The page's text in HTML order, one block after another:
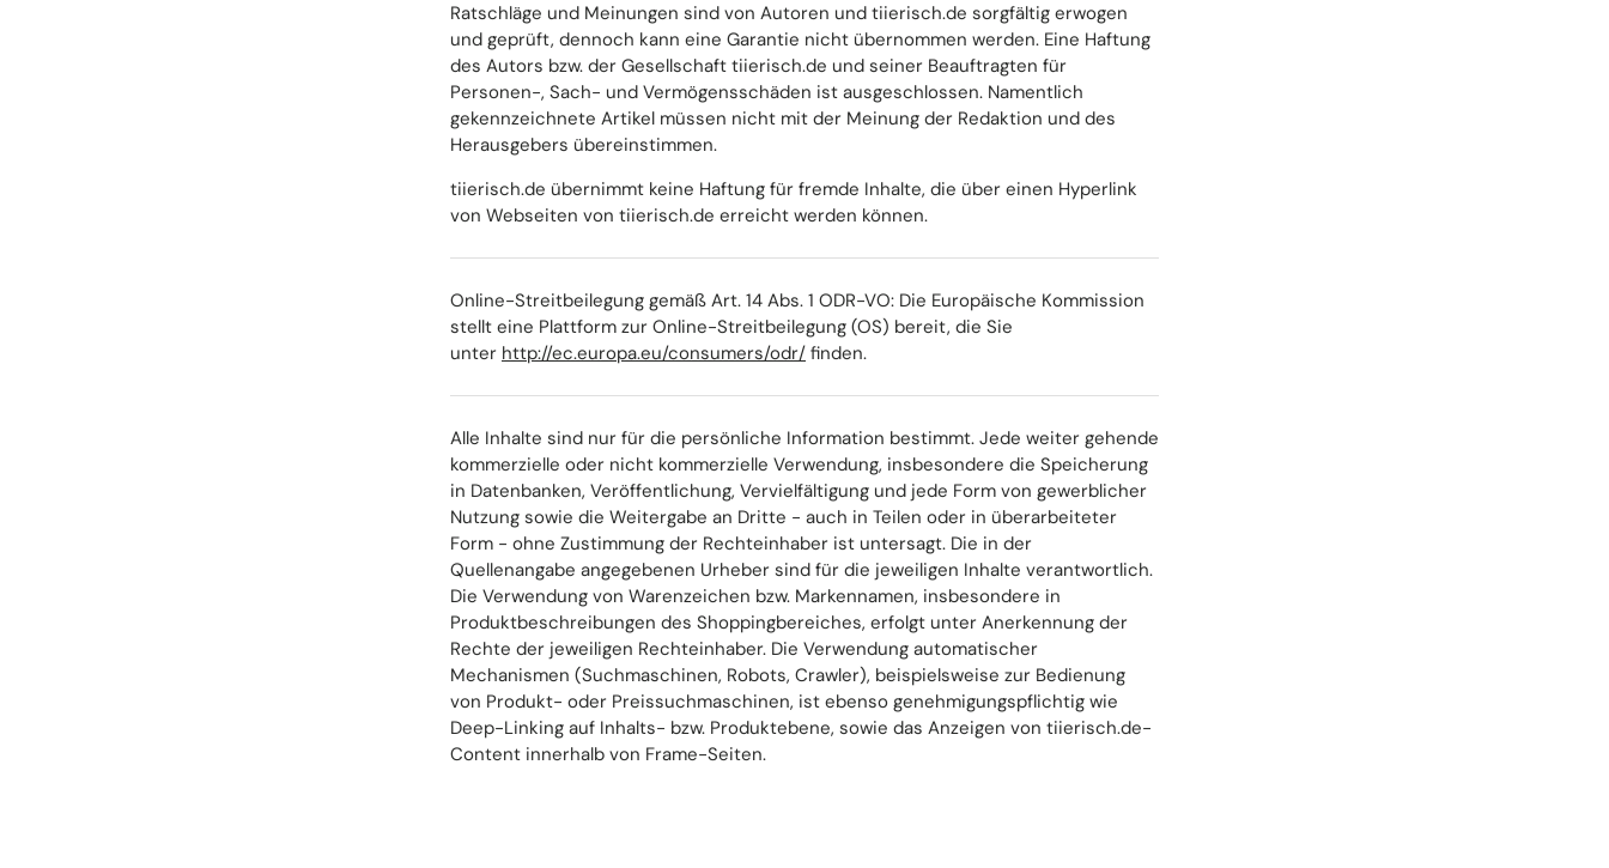
Ratschläge und Meinungen sind von Autoren und tiierisch.de sorgfältig erwogen
und geprüft, dennoch kann eine Garantie nicht übernommen werden. Eine Haftung
des Autors bzw. der Gesellschaft tiierisch.de und seiner Beauftragten für
Personen-, Sach- und Vermögensschäden ist ausgeschlossen. Namentlich
gekennzeichnete Artikel müssen nicht mit der Meinung der Redaktion und des
Herausgebers übereinstimmen.
tiierisch.de übernimmt keine Haftung für fremde Inhalte, die über einen Hyperlink
von Webseiten von tiierisch.de erreicht werden können.
Online-Streitbeilegung gemäß Art. 14 Abs. 1 ODR-VO: Die Europäische Kommission
stellt eine Plattform zur Online-Streitbeilegung (OS) bereit, die Sie
unter http://ec.europa.eu/consumers/odr/ finden.
Alle Inhalte sind nur für die persönliche Information bestimmt. Jede weiter gehende
kommerzielle oder nicht kommerzielle Verwendung, insbesondere die Speicherung
in Datenbanken, Veröffentlichung, Vervielfältigung und jede Form von gewerblicher
Nutzung sowie die Weitergabe an Dritte - auch in Teilen oder in überarbeiteter
Form - ohne Zustimmung der Rechteinhaber ist untersagt. Die in der
Quellenangabe angegebenen Urheber sind für die jeweiligen Inhalte verantwortlich.
Die Verwendung von Warenzeichen bzw. Markennamen, insbesondere in
Produktbeschreibungen des Shoppingbereiches, erfolgt unter Anerkennung der
Rechte der jeweiligen Rechteinhaber. Die Verwendung automatischer
Mechanismen (Suchmaschinen, Robots, Crawler), beispielsweise zur Bedienung
von Produkt- oder Preissuchmaschinen, ist ebenso genehmigungspflichtig wie
Deep-Linking auf Inhalts- bzw. Produktebene, sowie das Anzeigen von tiierisch.de-
Content innerhalb von Frame-Seiten.